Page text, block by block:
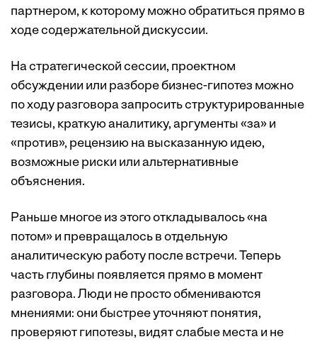
партнером, к которому можно обратиться прямо в
ходе содержательной дискуссии.
На стратегической сессии, проектном
обсуждении или разборе бизнес-гипотез можно
по ходу разговора запросить структурированные
тезисы, краткую аналитику, аргументы «за» и
«против», рецензию на высказанную идею,
возможные риски или альтернативные
объяснения.
Раньше многое из этого откладывалось «на
потом» и превращалось в отдельную
аналитическую работу после встречи. Теперь
часть глубины появляется прямо в момент
разговора. Люди не просто обмениваются
мнениями: они быстрее уточняют понятия,
проверяют гипотезы, видят слабые места и не